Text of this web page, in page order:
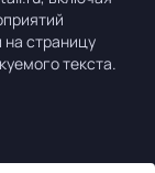
на страницу
текста.